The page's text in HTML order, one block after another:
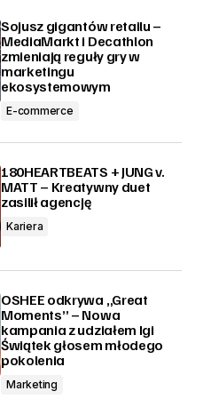
Sojusz gigantów retailu –
MediaMarkt i Decathlon
zmieniają reguły gry w
marketingu
ekosystemowym
E-commerce
180HEARTBEATS + JUNG v.
MATT – Kreatywny duet
zasilił agencję
Kariera
OSHEE odkrywa „Great
Moments” – Nowa
kampania z udziałem Igi
Świątek głosem młodego
pokolenia
Marketing